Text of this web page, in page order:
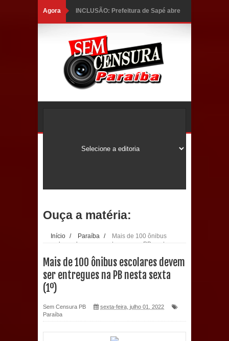
Agora INCLUSÃO: Prefeitura de Sapé abre
Social; veja documentação
necessária!
com a saúde bucal em Marí
preparativa para convenção estadual
Prefeitura de Sapé paga salários
Ouça a matéria:
Início / Paraíba /
Mais de 100 ônibus
escolares devem ser entregues na PB nesta
Mais de 100 ônibus escolares devem
ser entregues na PB nesta sexta
(1º)
Sem Censura PB
sexta-feira, julho 01, 2022
Paraíba